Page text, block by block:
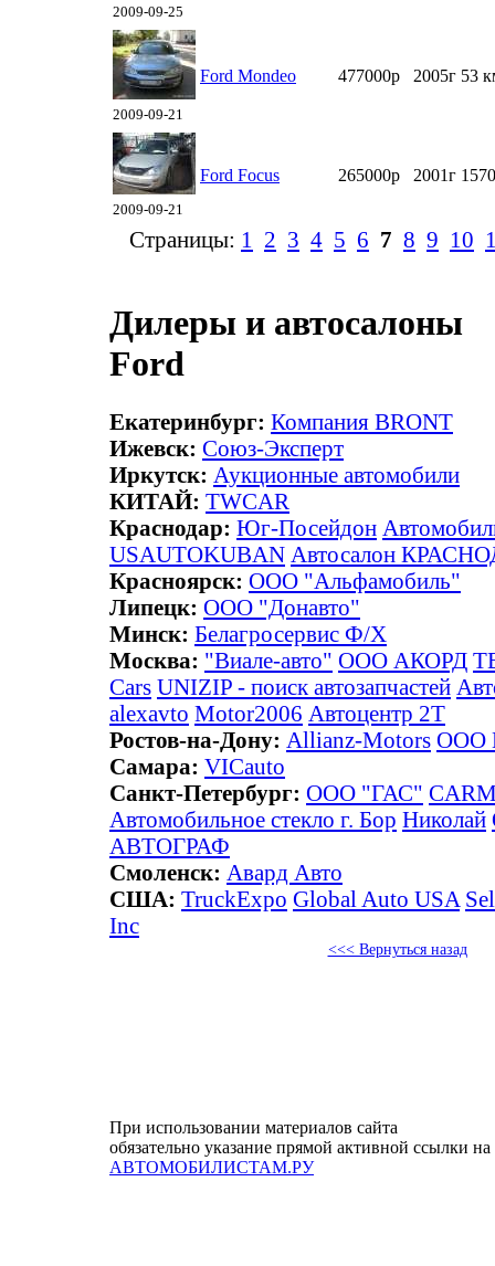
2009-09-25
2009-09-21
Ford Mondeo 477000р 2005г 53
2009-09-21
Ford Focus 265000р 2001г
Страницы: 1 2 3 4 5 6 7 8 9 10
Дилеры и автосалоны
Ford
Екатеринбург: Компания BRONT
Ижевск: Союз-Эксперт
Иркутск: Аукционные автомобили
КИТАЙ: TWCAR
Краснодар: Юг-Посейдон
USAUTOKUBAN Автосалон
Красноярск: ООО "Альфамобиль"
Липецк: ООО "Донавто"
Минск: Белагросервис Ф/Х
Москва: "Виале-авто" ООО АКОРД
Cars UNIZIP - поиск автозапчастей
alexavto Motor2006 Автоцентр 2Т
Ростов-на-Дону: Allianz-Motors ООО
Самара: VICauto
Санкт-Петербург: ООО "ГАС"
Автомобильное стекло г. Бор Николай
АВТОГРАФ
Смоленск: Авард Авто
США: TruckExpo Global Auto USA
Inc
<<< Вернуться назад
При использовании материалов сайта
обязательно указание прямой активной ссылки на
АВТОМОБИЛИСТАМ.РУ